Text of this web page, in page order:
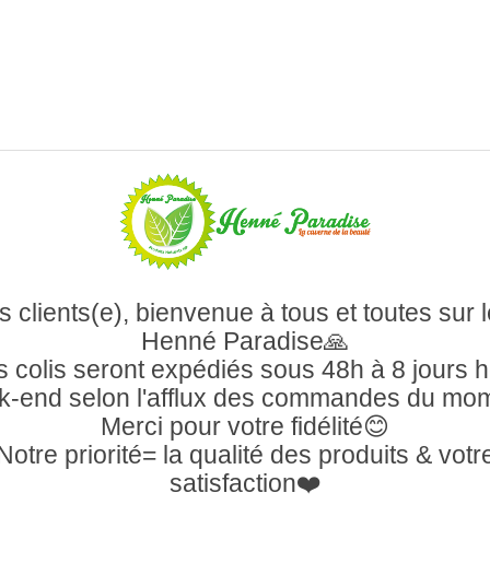
clients(e), bienvenue à tous et toutes sur
Henné Paradise🙏
colis seront expédiés sous 48h à 8 jours
end selon l'afflux des commandes du
Merci pour votre fidélité😊
priorité= la qualité des produits &
satisfaction❤️